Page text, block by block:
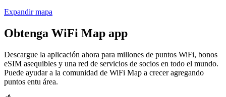
Expandir mapa
Obtenga WiFi Map app
Descargue la aplicación ahora para millones de puntos WiFi, bonos
eSIM asequibles y una red de servicios de socios en todo el mundo.
Puede ayudar a la comunidad de WiFi Map a crecer agregando
puntos entu área.